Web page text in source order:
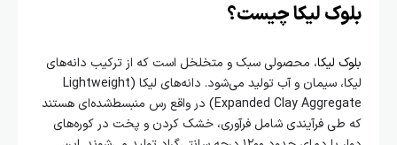
بلوک لیکا چیست؟
بلوک لیکا، محصولی سبک و متخلخل است که از ترکیب دانه‌های
لیکا، سیمان و آب تولید می‌شود. دانه‌های لیکا (Lightweight
Expanded Clay Aggregate) در واقع رس منبسط‌شده‌ای هستند
که طی فرآیندی شامل فرآوری، خشک کردن و پخت در کوره‌های